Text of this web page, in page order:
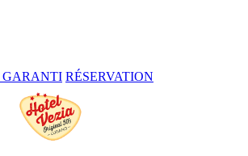
GARANTI RÉSERVATION